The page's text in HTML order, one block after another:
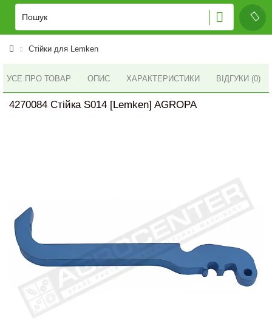
Стійки для Lemken
УСЕ ПРО ТОВАР ОПИС ХАРАКТЕРИСТИКИ ВІДГУКИ (0)
4270084 Стійка S014 [Lemken] AGROPA